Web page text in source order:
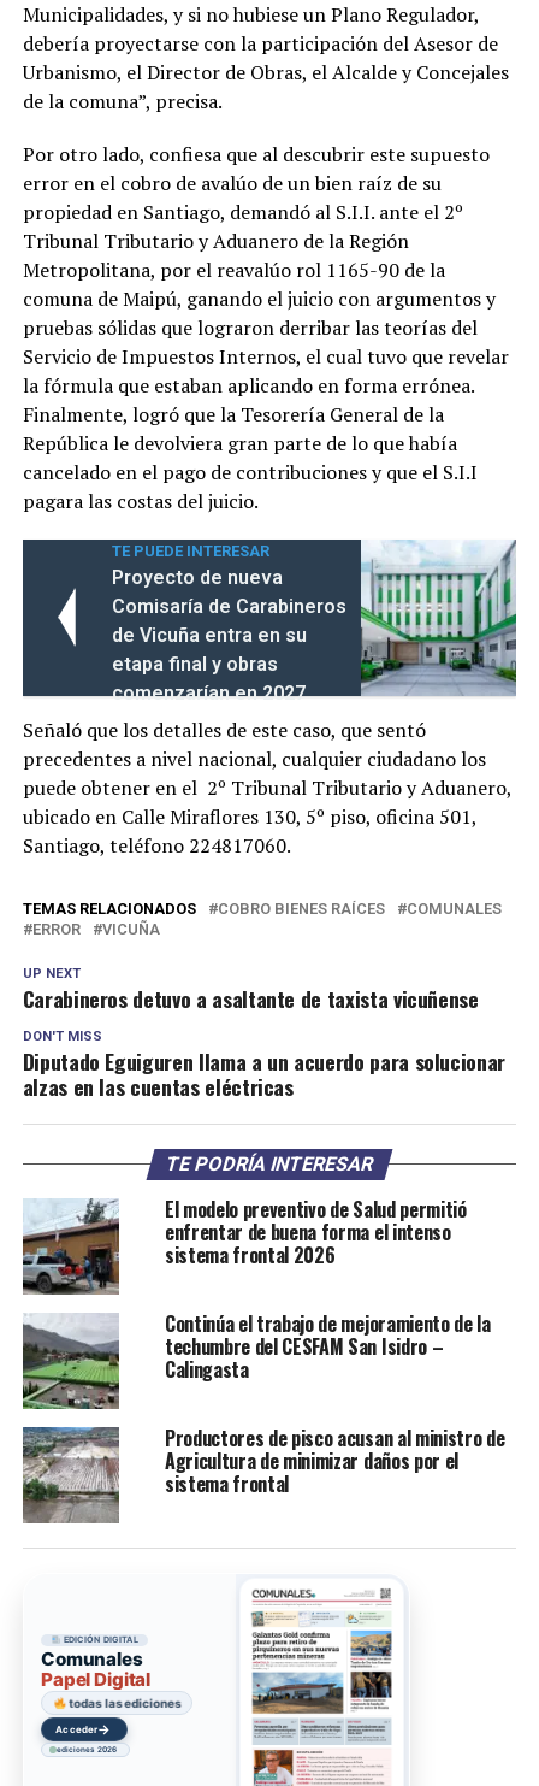
Municipalidades, y si no hubiese un Plano Regulador,
debería proyectarse con la participación del Asesor de
Urbanismo, el Director de Obras, el Alcalde y Concejales
de la comuna”, precisa.
Por otro lado, confiesa que al descubrir este supuesto
error en el cobro de avalúo de un bien raíz de su
propiedad en Santiago, demandó al S.I.I. ante el 2º
Tribunal Tributario y Aduanero de la Región
Metropolitana, por el reavalúo rol 1165-90 de la
comuna de Maipú, ganando el juicio con argumentos y
pruebas sólidas que lograron derribar las teorías del
Servicio de Impuestos Internos, el cual tuvo que revelar
la fórmula que estaban aplicando en forma errónea.
Finalmente, logró que la Tesorería General de la
República le devolviera gran parte de lo que había
cancelado en el pago de contribuciones y que el S.I.I
pagara las costas del juicio.
TE PUEDE INTERESAR
Proyecto de nueva
Comisaría de Carabineros
de Vicuña entra en su
etapa final y obras
comenzarían en 2027
Señaló que los detalles de este caso, que sentó
precedentes a nivel nacional, cualquier ciudadano los
puede obtener en el 2º Tribunal Tributario y Aduanero,
ubicado en Calle Miraflores 130, 5º piso, oficina 501,
Santiago, teléfono 224817060.
TEMAS RELACIONADOS COBRO BIENES RAÍCES
COMUNALES
ERROR
VICUÑA
UP NEXT
Carabineros detuvo a asaltante de taxista vicuñense
DON'T MISS
Diputado Eguiguren llama a un acuerdo para solucionar
alzas en las cuentas eléctricas
TE PODRÍA INTERESAR
El modelo preventivo de Salud permitió
enfrentar de buena forma el intenso
sistema frontal 2026
Continúa el trabajo de mejoramiento de la
techumbre del CESFAM San Isidro –
Calingasta
Productores de pisco acusan al ministro de
Agricultura de minimizar daños por el
sistema frontal
EDICIÓN DIGITAL
Comunales
Papel Digital
todas las ediciones
Acceder→
ediciones 2026